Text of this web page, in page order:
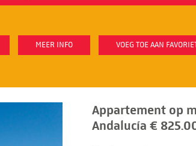
MEER INFO VOEG TOE AAN
Appartement op
Andalucía €